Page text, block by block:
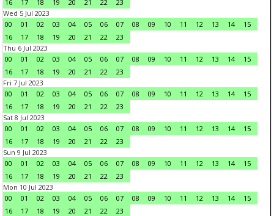
16
17 18 19 20 21 22
23
Wed 5 Jul 2023
00
01 02 03 04 05 06 07 08 09 10 11 12 13 14
15
16
17 18 19 20 21 22
23
Thu 6 Jul 2023
00
01 02 03 04 05 06 07 08 09 10 11 12 13 14
15
16
17 18 19 20 21 22
23
Fri 7 Jul 2023
00
01 02 03 04 05 06 07 08 09 10 11 12 13 14
15
16
17 18 19 20 21 22
23
Sat 8 Jul 2023
00
01 02 03 04 05 06 07 08 09 10 11 12 13 14
15
16
17 18 19 20 21 22
23
Sun 9 Jul 2023
00
01 02 03 04 05 06 07 08 09 10 11 12 13 14
15
16
17 18 19 20 21 22
23
Mon 10 Jul 2023
00
01 02 03 04 05 06 07 08 09 10 11 12 13 14
15
16
17 18 19 20 21 22
23